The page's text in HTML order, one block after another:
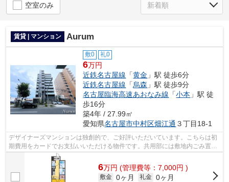
空室のみ
賃貸 | マンション Aurum
敷0 礼0
6万円
近鉄名古屋線 「黄金 」駅 徒歩6分
近鉄名古屋線 「烏森 」駅 徒歩9分
名古屋臨海高速あおなみ線 「小本 」駅 徒
歩16分
築4年 / 27.99㎡
愛知県名古屋市中村区畑江通 ３丁目18-1
デザイナーズマンションは独創的で、ご好評いただいています。こちらは初
期費用をカードでお支払いいただける物件です。共用部には敷地内ごみ置き
場・エレベータなどが揃っております...
6万円 (管理費等：7,000円 )
敷金 0ヶ月 礼金 0ヶ月